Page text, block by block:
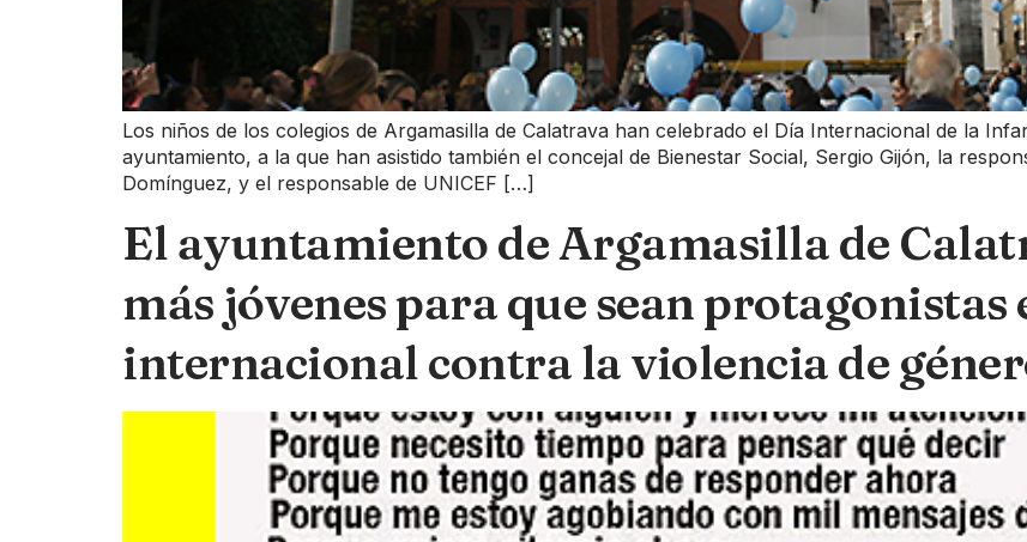
Los niños de los colegios de Argamasilla de Calatrava han celebrado el Día Internacional de la
ayuntamiento, a la que han asistido también el concejal de Bienestar Social, Sergio Gijón, la
Domínguez, y el responsable de UNICEF […]
El ayuntamiento de Argamasilla de
más jóvenes para que sean protagonistas
internacional contra la violencia de